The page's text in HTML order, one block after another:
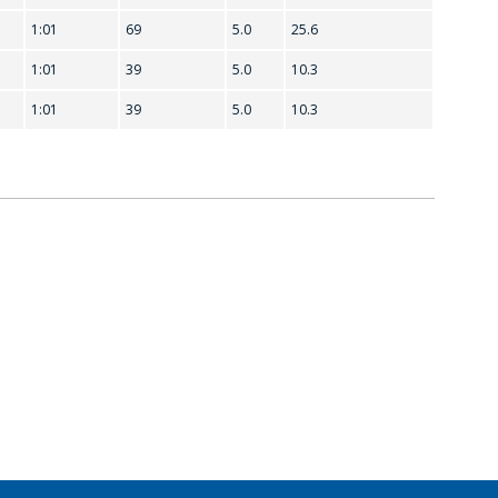
1:01 69 5.0 25.6
1:01 39 5.0 10.3
1:01 39 5.0 10.3